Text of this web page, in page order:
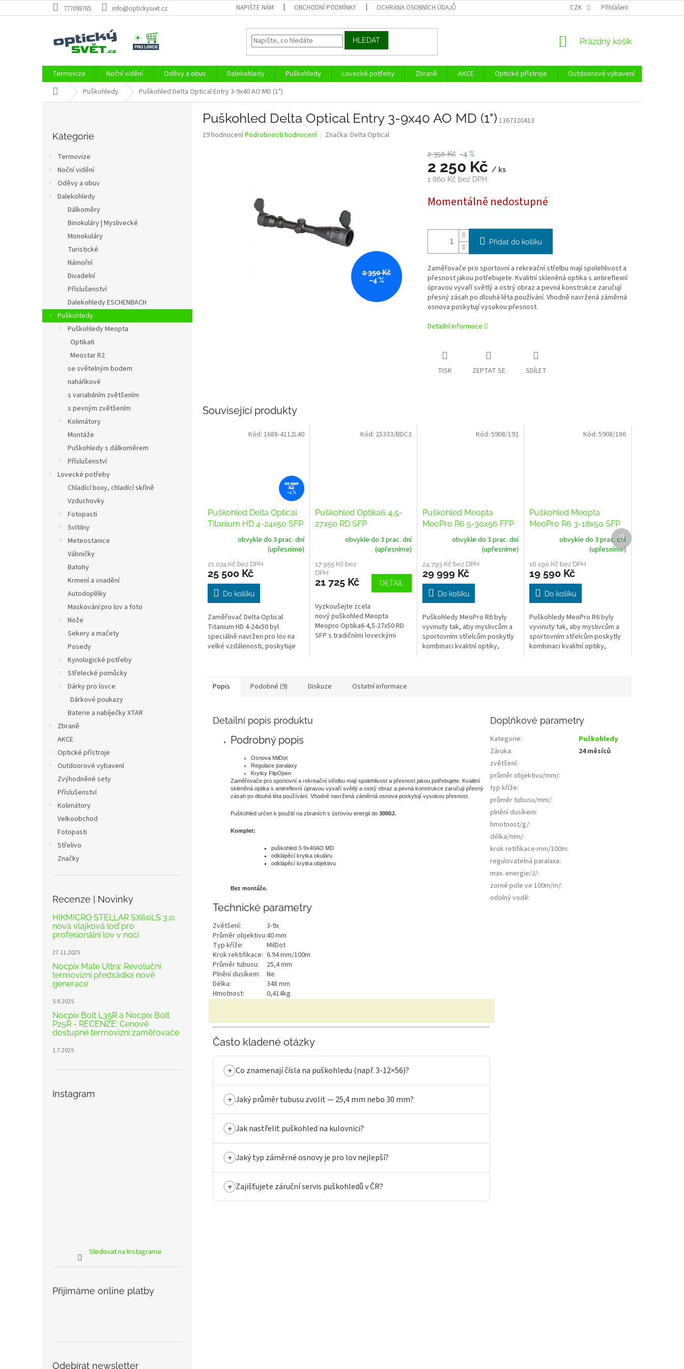
na
777098765 info@optickysvet.cz NAPIŠTE NÁM OBCHODNÍ PODMÍNKY OCHRANA OSOBNÍCH ÚDAJŮ ZÁSADY POUŽÍVÁNÍ SOUBORŮ COOKIES REKLAMAČNÍ ŘÁD -
CZK Přihlášení
HLEDAT
NÁKUPNÍ
Prázdný košík
Termovize Noční vidění Oděvy a obuv Dalekohledy Puškohledy Lovecké potřeby Zbraně AKCE Optické přístroje Outdoorové vybavení
Domů Puškohledy Puškohled Delta Optical Entry 3-9x40 AO MD (1")
kategorie
Kategorie
Termovize
Noční vidění
Oděvy a obuv
Dalekohledy
Dálkoměry
Binokuláry | Myslivecké
Monokuláry
Turistické
Námořní
Divadelní
Příslušenství
Dalekohledy ESCHENBACH
Puškohledy
Puškohledy Meopta
Optika6
Meostar R2
se světelným bodem
naháňkové
s variabilním zvětšením
s pevným zvětšením
Kolimátory
Montáže
Puškohledy s dálkoměrem
Příslušenství
Lovecké potřeby
Chladící boxy, chladící skříně
Vzduchovky
Fotopasti
Svítilny
Meteostanice
Vábničky
Batohy
Krmení a vnadění
Autodoplňky
Maskování pro lov a foto
Nože
Sekery a mačety
Posedy
Kynologické potřeby
Střelecké pomůcky
Dárky pro lovce
Dárkové poukazy
Baterie a nabíječky XTAR
Zbraně
AKCE
Optické přístroje
Outdoorové vybavení
Zvýhodněné sety
Příslušenství
Kolimátory
Velkoobchod
Fotopasti
Střelivo
Značky
Recenze | Novinky
HIKMICRO STELLAR SX60LS 3.0:
nová vlajková loď pro
profesionální lov v noci
27.11.2025
Nocpix Mate Ultra: Revoluční
termovizní předsádka nové
generace
5.9.2025
Nocpix Bolt L35R a Nocpix Bolt
P25R - RECENZE: Cenově
dostupné termovizní zaměřovače
1.7.2025
Instagram
Sledovat na Instagramu
Přijímáme online platby
Odebírat newsletter
Puškohled Delta Optical Entry 3-9x40 AO MD (1") 1367320413
Průměrné
19 hodnoceníPodrobnosti hodnocení Značka: Delta Optical
2 350 Kč
–4 %
2 350 Kč –4 %
2 250 Kč / ks
1 860 Kč bez DPH
cena:
Momentálně nedostupné
Přidat do košíku
Zaměřovače pro sportovní a rekreační střelbu mají spolehlivost a
přesnost jakou potřebujete. Kvalitní skleněná optika s antireflexní
úpravou vyvaří světlý a ostrý obraz a pevná konstrukce zaručují
přesný zásah po dlouhá léta používání. Vhodně navržená záměrná
osnova poskytují vysokou přesnost.
Detailní informace
TISK ZEPTAT SE SDÍLET
Související produkty
25 990
Kč
–1 %
Puškohled Delta Optical
Titanium HD 4-24x50 SFP
Di MD MILobvykle do 3 prac. dní
(upřesníme)
21 074 Kč bez DPH
25 500 Kč
Do košíku
Zaměřovač Delta Optical
Titanium HD 4-24x50 byl
speciálně navržen pro lov na
velké vzdálenosti, poskytuje
Kód: 1688-4112L40
Puškohled Optika6 4,5-
27x50 RD SFP
obvykle do 3 prac. dní
(upřesníme)
17 955 Kč bez
DPH
21 725 Kč DETAIL
Vyzkoušejte zcela
nový puškohled Meopta
Meopro Optika6 4,5-27x50 RD
SFP s tradičními loveckými
Kód: 25333/BDC3
Puškohled Meopta
MeoPro R6 5-30x56 FFP
RD osnova Mildot 3
obvykle do 3 prac. dní
(upřesníme)
24 793 Kč bez DPH
29 999 Kč
Do košíku
Puškohledy MeoPro R6 byly
vyvinuty tak, aby myslivcům a
sportovním střelcům poskytly
kombinaci kvalitní optiky,
Kód:5908/192
Puškohled Meopta
MeoPro R6 3-18x50 SFP
RD osnova 4Cobvykle do 3 prac. dní
(upřesníme)
16 190 Kč bez DPH
19 590 Kč
Do košíku
Puškohledy MeoPro R6 byly
vyvinuty tak, aby myslivcům a
sportovním střelcům poskytly
kombinaci kvalitní optiky,
Kód: 5908/186
Další
produkt
Popis Podobné (9) Diskuze Ostatní informace
Detailní popis produktu
Podrobný popis
Osnova MilDot
Regulace paralaxy
Krytky FlipOpen
Zaměřovače pro sportovní a rekreační střelbu mají spolehlivost a přesnost jakou potřebujete. Kvalitní
skleněná optika s antireflexní úpravou vyvaří světlý a ostrý obraz a pevná konstrukce zaručují přesný
zásah po dlouhá léta používání. Vhodně navržená záměrná osnova poskytují vysokou přesnost.
Puškohled určen k použití na zbraních s úsťovou energii do 3000J.
Komplet:
puškohled 3-9x40AO MD
odklápěcí krytka okuláru
odklápěcí krytka objektivu
Bez montáže.
Technické parametry
Zvětšení:
3-9x
Průměr objektivu:40 mm
Typ kříže:
MilDot
Krok rektifikace: 6.94 mm/100m
Průměr tubusu:
25,4 mm
Plnění dusíkem:
Ne
Délka:
348 mm
Hmotnost:
0,414kg
Často kladené otázky
Co znamenají čísla na puškohledu (např. 3-12×56)?
Jaký průměr tubusu zvolit — 25,4 mm nebo 30 mm?
Jak nastřelit puškohled na kulovnici?
Jaký typ záměrné osnovy je pro lov nejlepší?
Zajišťujete záruční servis puškohledů v ČR?
Doplňkové parametry
Kategorie:
Puškohledy
Záruka:
24 měsíců
zvětšení:
průměr objektivu/mm/:
typ kříže:
průměr tubusu/mm/:
plnění dusíkem:
hmotnost/g/:
délka/mm/:
krok retifikace-mm/100m:
regulovatelná paralaxa:
max. energie/J/:
zorné pole ve 100m/m/:
odolný vodě: